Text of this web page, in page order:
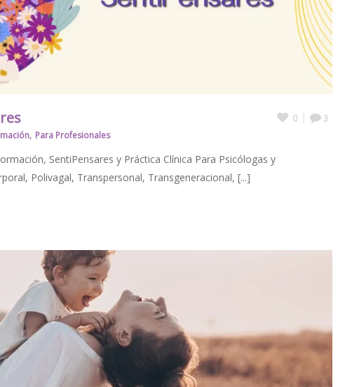
3
0
, Para Profesionales
SentiPensares y Práctica Clínica Para Psicólogas y
Polivagal, Transpersonal, Transgeneracional, [...]